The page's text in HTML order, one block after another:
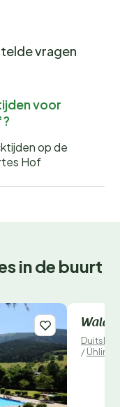
vragen
voor
op de
Hof
in de buurt
Direct
/